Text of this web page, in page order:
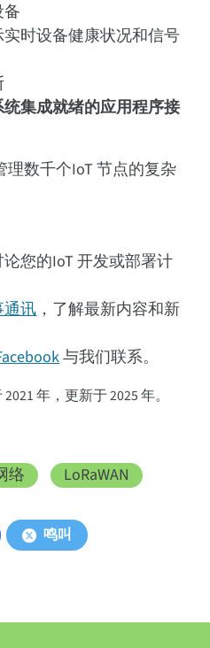
实时设备健康状况和信号
统集成就绪的应用程序接
数千个IoT 节点的复杂
您的IoT 开发或部署计
通讯，了解最新内容和新
与我们联系。
年，更新于 2025 年。
络 LoRaWAN
鸣叫